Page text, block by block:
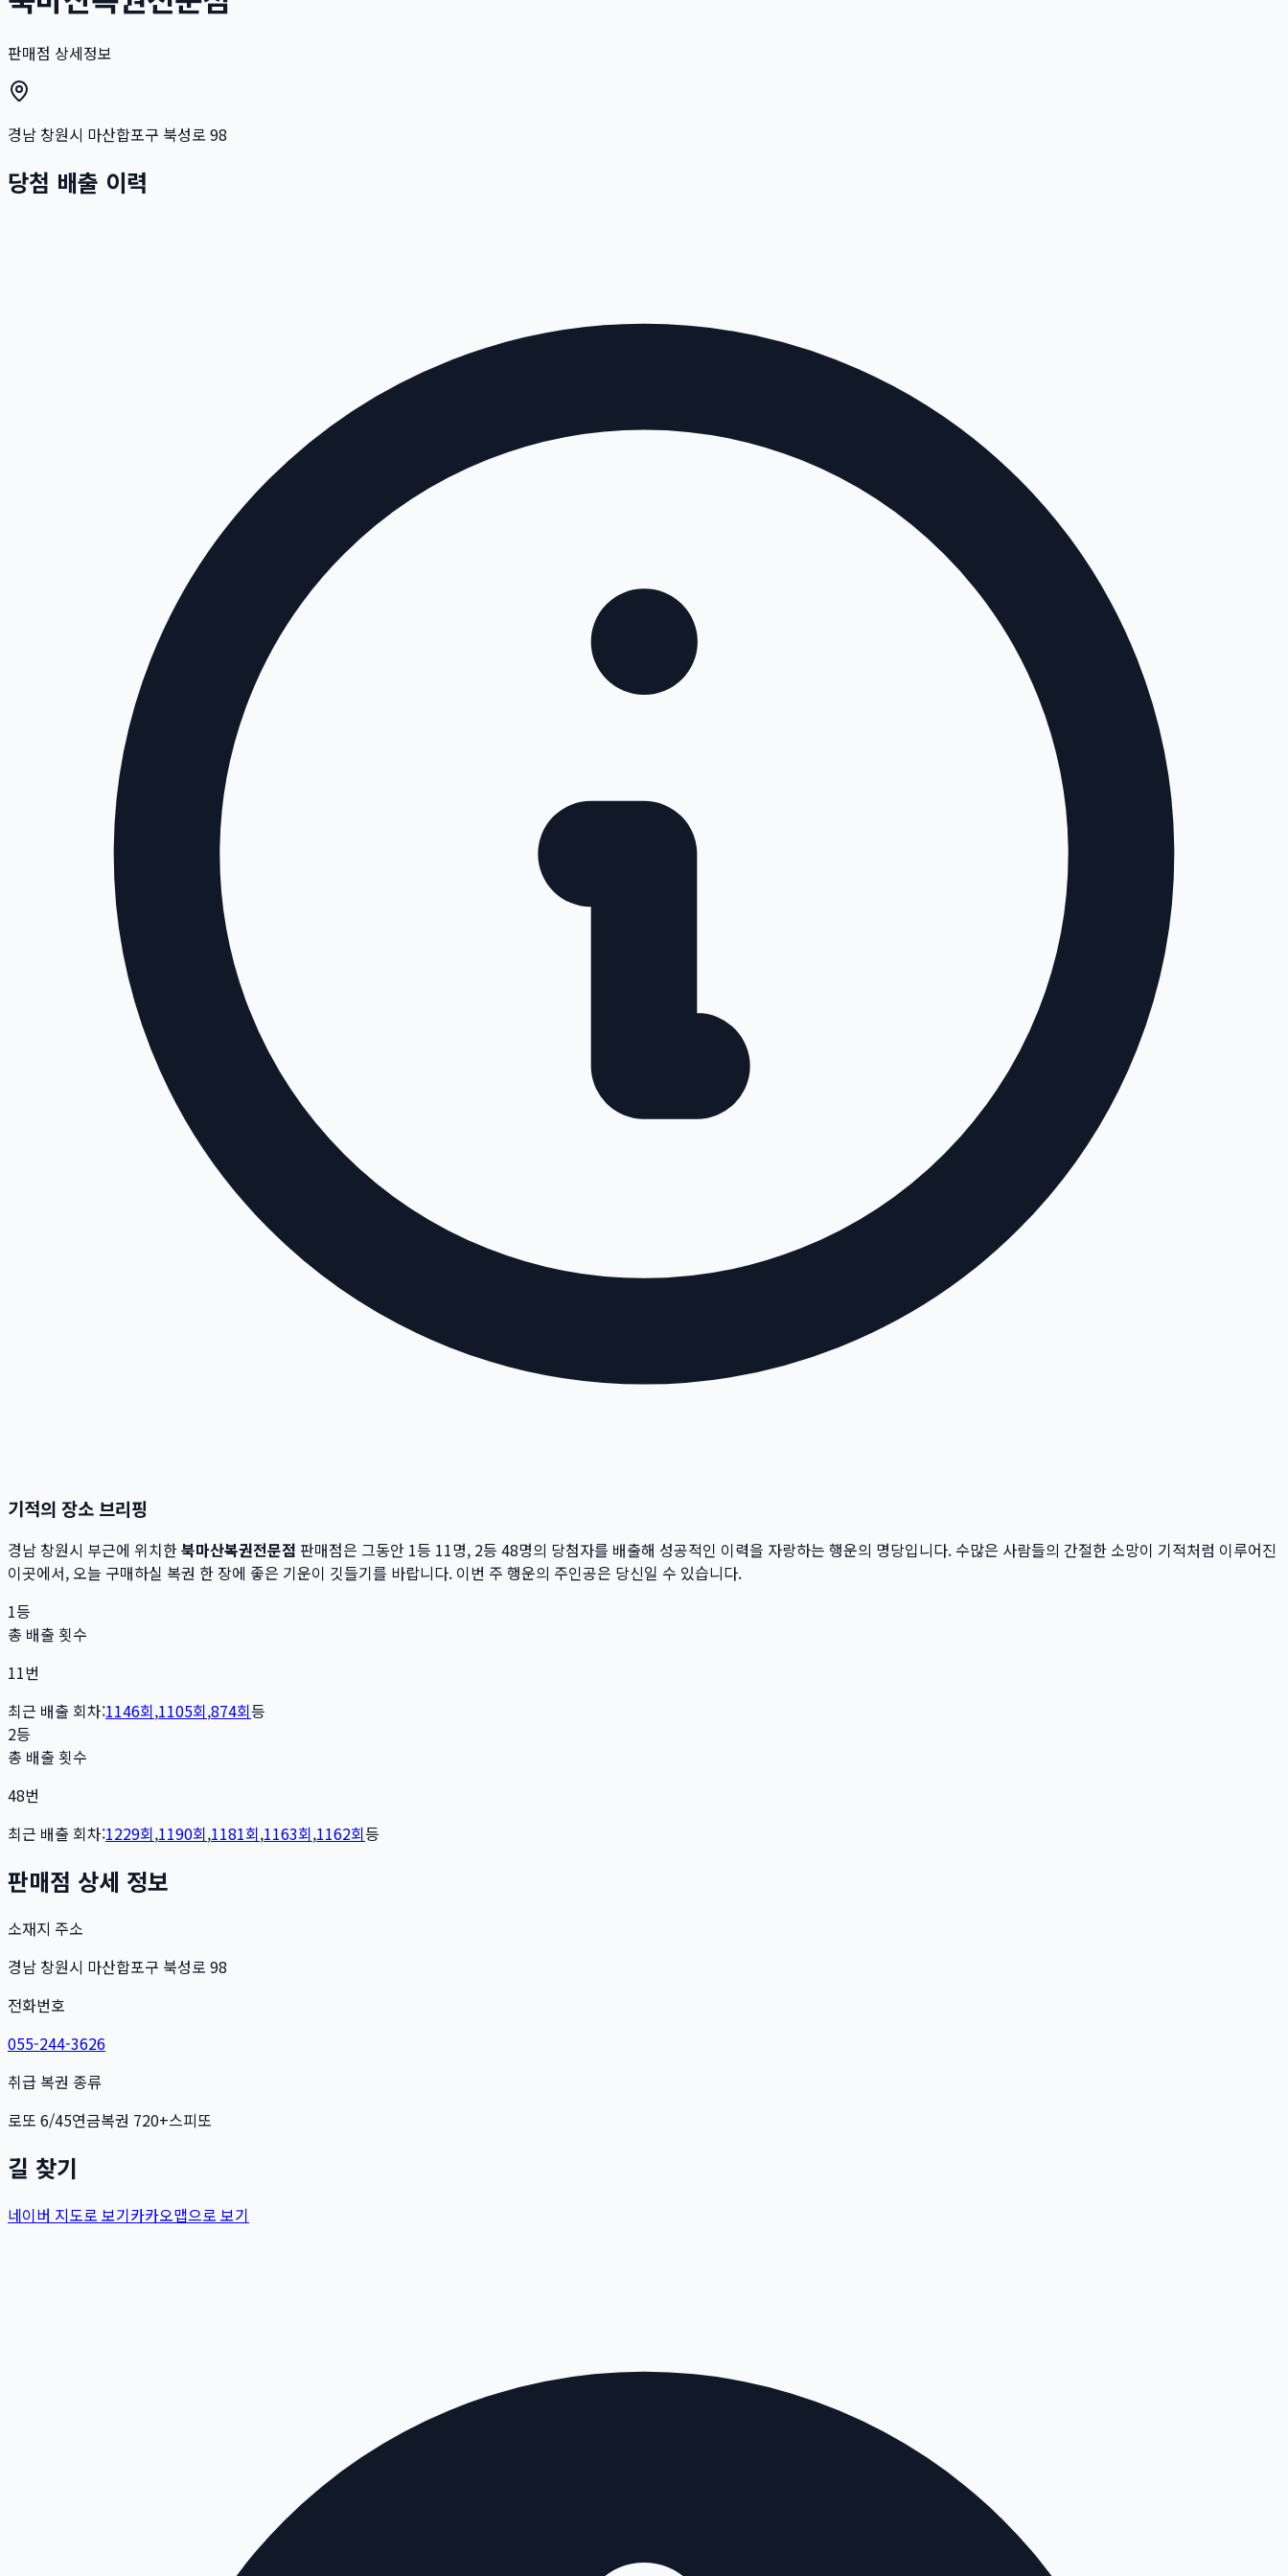
판매점 상세정보
경남 창원시 마산합포구 북성로 98
당첨 배출 이력
기적의 장소 브리핑
경남 창원시 부근에 위치한북마산복권전문점 판매점은 그동안 1등 11명, 2등 48명의 당첨자를 배출해 성공적인 이력을 자랑하는 행운의 명당입니다. 수많은 사람들의 간절한 소망이 기적처럼 이루어진
이곳에서, 오늘 구매하실 복권 한 장에 좋은 기운이 깃들기를 바랍니다. 이번 주 행운의 주인공은 당신일 수 있습니다.
1등
총 배출 횟수
11번
최근 배출 회차:1146회,1105회,874회등
2등
총 배출 횟수
48번
최근 배출 회차:1229회,1190회,1181회,1163회,1162회등
판매점 상세 정보
소재지 주소
경남 창원시 마산합포구 북성로 98
전화번호
055-244-3626
취급 복권 종류
로또 6/45연금복권 720+스피또
길 찾기
네이버 지도로 보기카카오맵으로 보기